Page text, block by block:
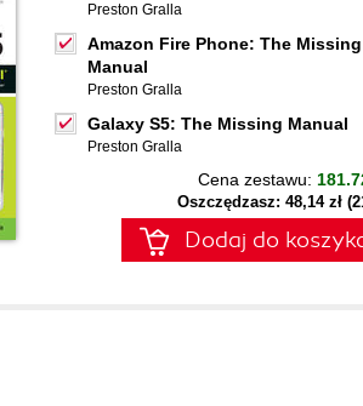
Preston Gralla
Amazon Fire Phone: The Missing
Manual
Preston Gralla
Galaxy S5: The Missing Manual
Preston Gralla
Cena zestawu:
Oszczędzasz: 48,14 zł
Dodaj do